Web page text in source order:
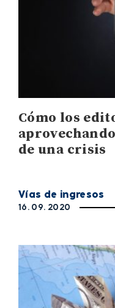
Cómo los
de una crisis
Vías de ingresos
16. 09. 2020